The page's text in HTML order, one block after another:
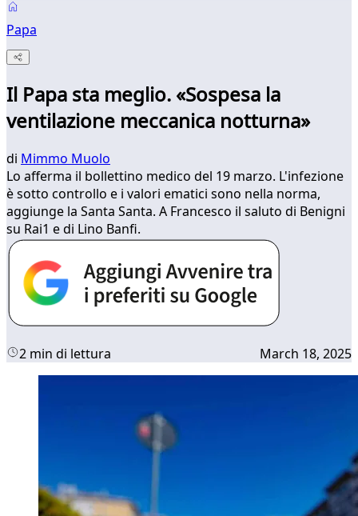
Papa
Il Papa sta meglio. «Sospesa la
ventilazione meccanica notturna»
di Mimmo Muolo
Lo afferma il bollettino medico del 19 marzo. L'infezione
è sotto controllo e i valori ematici sono nella norma,
aggiunge la Santa Santa. A Francesco il saluto di Benigni
su Rai1 e di Lino Banfi.
2 min di lettura March 18, 2025